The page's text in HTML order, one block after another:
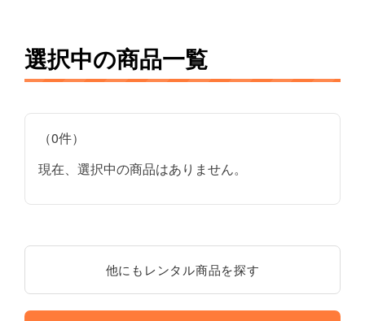
選択中の商品一覧
（0件）
現在、選択中の商品はありません。
他にもレンタル商品を探す